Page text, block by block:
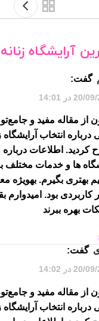
آرایشگاه
گفت:
در 14:01
از مقاله مفید و
درباره انتخاب آرایشگاه
کردید. اطلاعات
ها و خدمات مختلف
بهتری بگیرم. بهویژه
کاربردی بود. امیدوارم
بهره ببرند
گفت:
در 14:02
از مقاله مفید و
درباره انتخاب آرایشگاه